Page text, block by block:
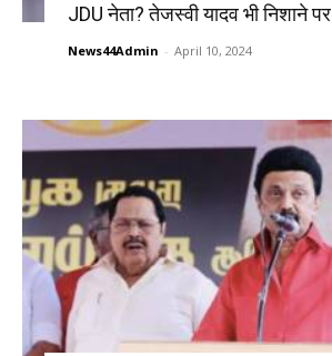
JDU नेता? तेजस्वी यादव भी निशाने पर
News44Admin - April 10, 2024